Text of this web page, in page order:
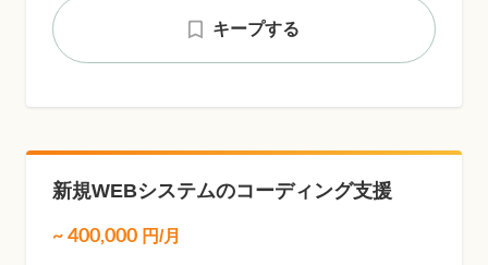
キープする
新規WEBシステムのコーディング支援
~ 400,000 円/月